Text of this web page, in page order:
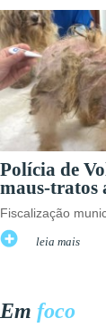
Polícia de
maus-tratos
Fiscalização
leia mais
Em foco